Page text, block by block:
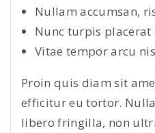
Nullam accumsan,
Nunc turpis placerat
Vitae tempor arcu
Proin quis diam sit
efficitur eu tortor.
libero fringilla, non